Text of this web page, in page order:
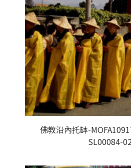
佛教沿內托缽-
SL00084-